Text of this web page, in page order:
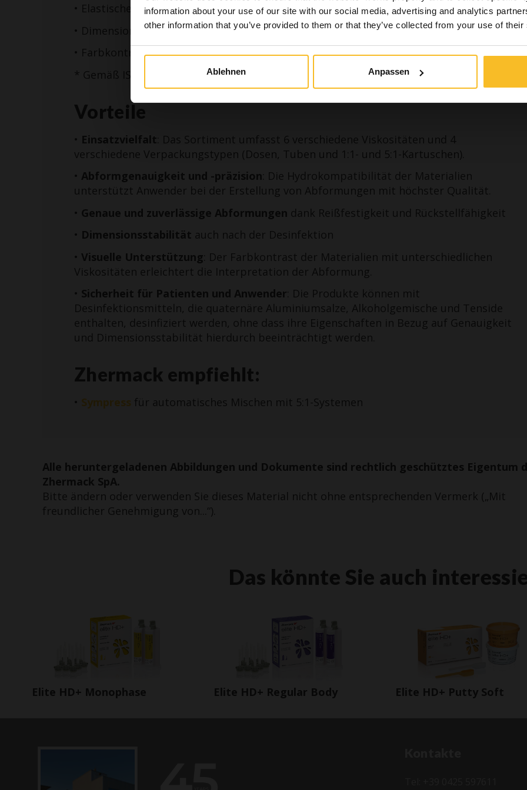
information about your use of our site with our social media, advertising and analytics
other information that you’ve provided to them or that they’ve collected from your use of
Ablehnen Anpassen
• Elastische Rückstellfähigkeit von 99 %*
• Dimensionsstabilität von bis zu 15 Tagen*
• Farbkontrast
* Gemäß ISO 4823
Vorteile
• Einsatzvielfalt
verschiedene Verpackungstypen (Dosen, Tuben und 1:1- und 5:1-Kartuschen).
• Abformgenauigkeit und -präzision : Die Hydrokompatibilität der Materialien
unterstützt Anwender bei der Erstellung von Abformungen mit höchster Qualität.
• Genaue und zuverlässige Abformungen dank Reißfestigkeit und Rückstellfähigkeit
• Dimensionsstabilität auch nach der Desinfektion
• Visuelle Unterstützung : Der Farbkontrast der Materialien mit unterschiedlichen
Viskositäten erleichtert die Interpretation der Abformung.
• Sicherheit für Patienten und Anwender : Die Produkte können mit
Desinfektionsmitteln, die quaternäre Aluminiumsalze, Alkoholgemische und Tenside
enthalten, desinfiziert werden, ohne dass ihre Eigenschaften in Bezug auf Genauigkeit
und Dimensionsstabilität hierdurch beeinträchtigt werden.
Zhermack empfiehlt:
• Sympress für automatisches Mischen mit 5:1-Systemen
Alle heruntergeladenen Abbildungen und Dokumente sind rechtlich geschütztes Eigentum
Zhermack SpA.
Bitte ändern oder verwenden Sie dieses Material nicht ohne entsprechenden Vermerk („Mit
freundlicher Genehmigung von...“).
Das könnte Sie auch
Elite HD+ Monophase Elite HD+ Regular Body Elite HD+ Putty Soft
Gesundheit und Sicherheit der Patienten gefährliche
Ich bin Fachangehöriger Ich bin kein